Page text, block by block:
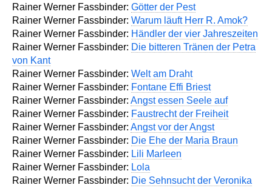
Rainer Werner Fassbinder: Götter der Pest
Rainer Werner Fassbinder: Warum läuft Herr R. Amok?
Rainer Werner Fassbinder: Händler der vier Jahreszeiten
Rainer Werner Fassbinder: Die bitteren Tränen der Petra
von Kant
Rainer Werner Fassbinder: Welt am Draht
Rainer Werner Fassbinder: Fontane Effi Briest
Rainer Werner Fassbinder: Angst essen Seele auf
Rainer Werner Fassbinder: Faustrecht der Freiheit
Rainer Werner Fassbinder: Angst vor der Angst
Rainer Werner Fassbinder: Die Ehe der Maria Braun
Rainer Werner Fassbinder: Lili Marleen
Rainer Werner Fassbinder: Lola
Rainer Werner Fassbinder: Die Sehnsucht der Veronika